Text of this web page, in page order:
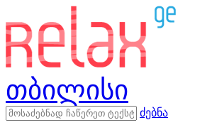
თბილისი
ძებნა